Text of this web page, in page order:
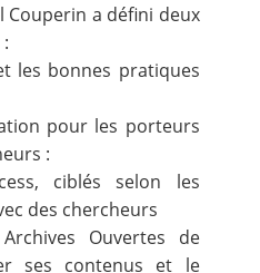
a défini deux
les bonnes pratiques
pour les porteurs
:
ciblés selon les
des chercheurs
Ouvertes de
ses contenus et le